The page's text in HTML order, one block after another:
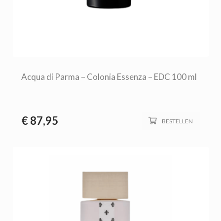
Acqua di Parma – Colonia Essenza – EDC 100 ml
€87,95 BESTELLEN